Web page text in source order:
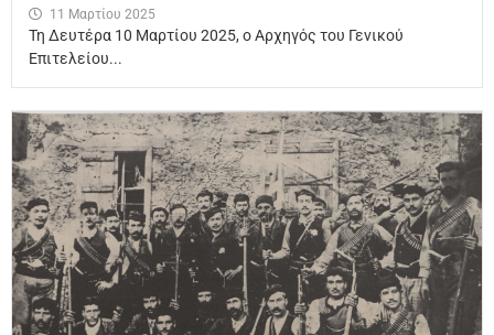
11 Μαρτίου 2025
Τη Δευτέρα 10 Μαρτίου 2025, ο Αρχηγός του Γενικού
Επιτελείου...